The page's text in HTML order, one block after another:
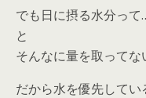
でも日に摂る水分っ
と
そんなに量を取ってな
だから水を優先してい